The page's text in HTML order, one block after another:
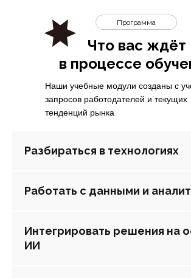
Что вас ждёт
в процессе
Программа
Наши учебные модули созданы с
запросов работодателей и текущих
тенденций рынка
Разбираться в технологиях
Работать с данными и
Интегрировать решения на
ИИ